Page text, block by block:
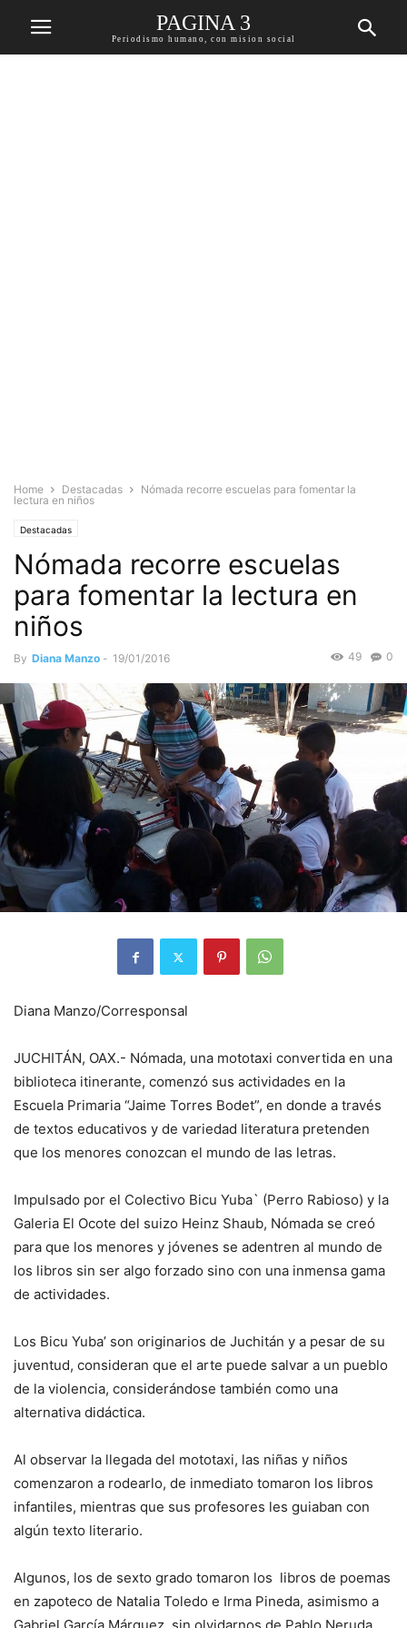
PAGINA 3
Periodismo humano, con mision social
Home Destacadas
Nómada recorre escuelas para fomentar la
lectura en niños
Destacadas
Nómada recorre escuelas
para fomentar la lectura en
niños
By Diana Manzo - 19/01/2016 0
49
Diana Manzo/Corresponsal
JUCHITÁN, OAX.- Nómada, una mototaxi convertida en una
biblioteca itinerante, comenzó sus actividades en la
Escuela Primaria “Jaime Torres Bodet”, en donde a través
de textos educativos y de variedad literatura pretenden
que los menores conozcan el mundo de las letras.
Impulsado por el Colectivo Bicu Yuba` (Perro Rabioso) y la
Galeria El Ocote del suizo Heinz Shaub, Nómada se creó
para que los menores y jóvenes se adentren al mundo de
los libros sin ser algo forzado sino con una inmensa gama
de actividades.
Los Bicu Yuba’ son originarios de Juchitán y a pesar de su
juventud, consideran que el arte puede salvar a un pueblo
de la violencia, considerándose también como una
alternativa didáctica.
Al observar la llegada del mototaxi, las niñas y niños
comenzaron a rodearlo, de inmediato tomaron los libros
infantiles, mientras que sus profesores les guiaban con
algún texto literario.
Algunos, los de sexto grado tomaron los libros de poemas
en zapoteco de Natalia Toledo e Irma Pineda, asimismo a